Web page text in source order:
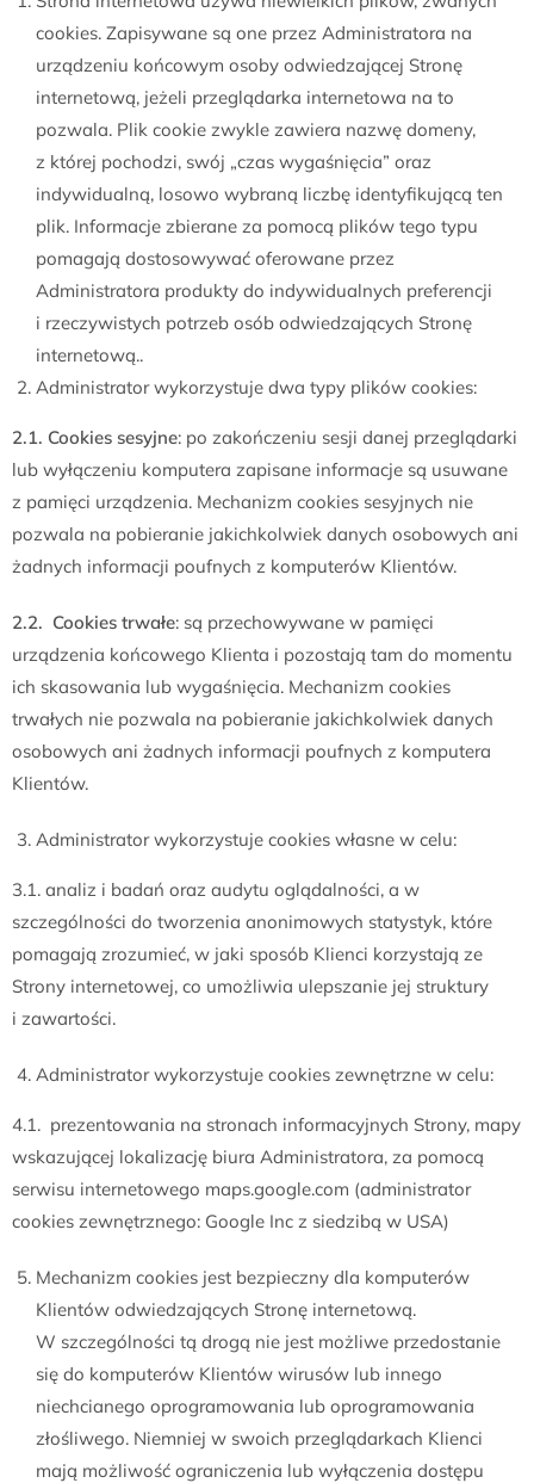
cookies. Zapisywane są one przez Administratora na
urządzeniu końcowym osoby odwiedzającej Stronę
internetową, jeżeli przeglądarka internetowa na to
pozwala. Plik cookie zwykle zawiera nazwę domeny,
z której pochodzi, swój „czas wygaśnięcia” oraz
indywidualną, losowo wybraną liczbę identyfikującą ten
plik. Informacje zbierane za pomocą plików tego typu
pomagają dostosowywać oferowane przez
Administratora produkty do indywidualnych preferencji
i rzeczywistych potrzeb osób odwiedzających Stronę
internetową..
Administrator wykorzystuje dwa typy plików cookies:
2.1. Cookies sesyjne: po zakończeniu sesji danej przeglądarki
lub wyłączeniu komputera zapisane informacje są usuwane
z pamięci urządzenia. Mechanizm cookies sesyjnych nie
pozwala na pobieranie jakichkolwiek danych osobowych ani
żadnych informacji poufnych z komputerów Klientów.
2.2. Cookies trwałe: są przechowywane w pamięci
urządzenia końcowego Klienta i pozostają tam do momentu
ich skasowania lub wygaśnięcia. Mechanizm cookies
trwałych nie pozwala na pobieranie jakichkolwiek danych
osobowych ani żadnych informacji poufnych z komputera
Klientów.
Administrator wykorzystuje cookies własne w celu:
3.1. analiz i badań oraz audytu oglądalności, a w
szczególności do tworzenia anonimowych statystyk, które
pomagają zrozumieć, w jaki sposób Klienci korzystają ze
Strony internetowej, co umożliwia ulepszanie jej struktury
i zawartości.
Administrator wykorzystuje cookies zewnętrzne w celu:
4.1. prezentowania na stronach informacyjnych Strony, mapy
wskazującej lokalizację biura Administratora, za pomocą
serwisu internetowego maps.google.com (administrator
cookies zewnętrznego: Google Inc z siedzibą w USA)
Mechanizm cookies jest bezpieczny dla komputerów
Klientów odwiedzających Stronę internetową.
W szczególności tą drogą nie jest możliwe przedostanie
się do komputerów Klientów wirusów lub innego
niechcianego oprogramowania lub oprogramowania
złośliwego. Niemniej w swoich przeglądarkach Klienci
mają możliwość ograniczenia lub wyłączenia dostępu